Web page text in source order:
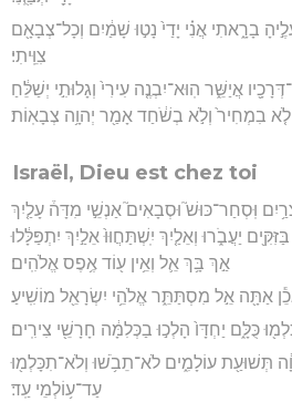
בָרָ֑אתִי אֲנִ֗י יָדַי֙ נָט֣וּ שָׁמַ֔יִם וְכָל־צְבָאָ֖ם
צִוֵּֽיתִי׃
אֲיַשֵּׁ֑ר הֽוּא־יִבְנֶ֤ה עִירִי֙ וְגָלוּתִ֣י יְשַׁלֵּ֔חַ
לֹ֤א בִמְחִיר֙ וְלֹ֣א בְשֹׁ֔חַד אָמַ֖ר יְהוָ֥ה צְבָאֽוֹת׃
Israël, Dieu est chez toi
וּֽסְחַר־כּוּשׁ֮ וּסְבָאִים֮ אַנְשֵׁ֣י מִדָּה֒ עָלַ֤יִךְ
בַּזִּקִּ֖ים יַעֲבֹ֑רוּ וְאֵלַ֤יִךְ יִֽשְׁתַּחֲוּוּ֙ אֵלַ֣יִךְ יִתְפַּלָּ֔לוּ
אַ֣ךְ בָּ֥ךְ אֵ֛ל וְאֵ֥ין ע֖וֹד אֶ֥פֶס אֱלֹהִֽים׃
אַתָּ֖ה אֵ֣ל מִסְתַּתֵּ֑ר אֱלֹהֵ֥י יִשְׂרָאֵ֖ל מוֹשִֽׁיעַ׃
כֻּלָּ֑ם יַחְדָּו֙ הָלְכ֣וּ בַכְּלִמָּ֔ה חָרָשֵׁ֖י צִירִֽים׃
תְּשׁוּעַ֖ת עוֹלָמִ֑ים לֹא־תֵבֹ֥שׁוּ וְלֹא־תִכָּלְמ֖וּ
עַד־ע֥וֹלְמֵי עַֽד׃